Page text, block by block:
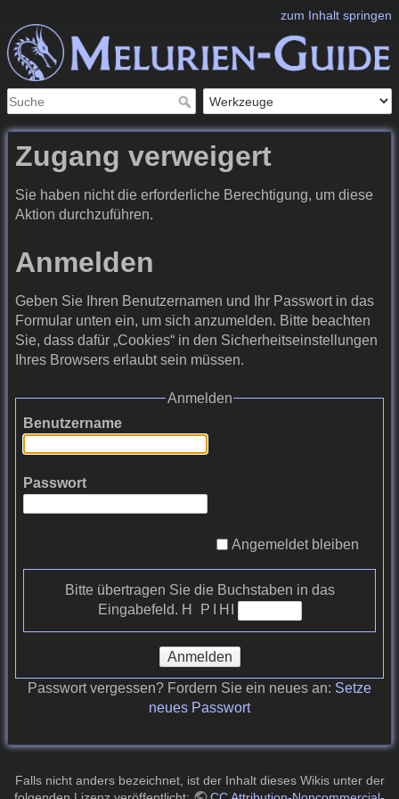
zum Inhalt springen
Zugang verweigert
Sie haben nicht die erforderliche Berechtigung, um diese
Aktion durchzuführen.
Anmelden
Geben Sie Ihren Benutzernamen und Ihr Passwort in das
Formular unten ein, um sich anzumelden. Bitte beachten
Sie, dass dafür „Cookies“ in den Sicherheitseinstellungen
Ihres Browsers erlaubt sein müssen.
Anmelden
Benutzername
Passwort
Angemeldet bleiben
Bitte übertragen Sie die Buchstaben in das
Eingabefeld. H P I H I
Anmelden
Passwort vergessen? Fordern Sie ein neues an: Setze
neues Passwort
Falls nicht anders bezeichnet, ist der Inhalt dieses Wikis unter der